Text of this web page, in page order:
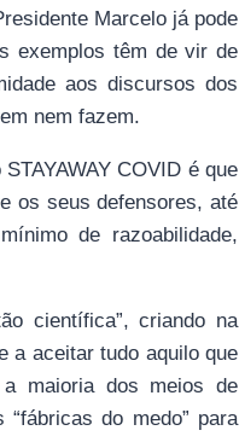
Marcelo já pode
exemplos têm de vir de
aos discursos dos
nem fazem.
COVID é que
os seus defensores, até
de razoabilidade,
científica”, criando na
a aceitar tudo aquilo que
maioria dos meios de
do medo” para